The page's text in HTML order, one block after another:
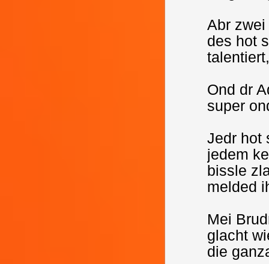
Abr
des hot
Ond dr
super
Jedr hot
jedem
bissle
melded
Mei
glacht
die